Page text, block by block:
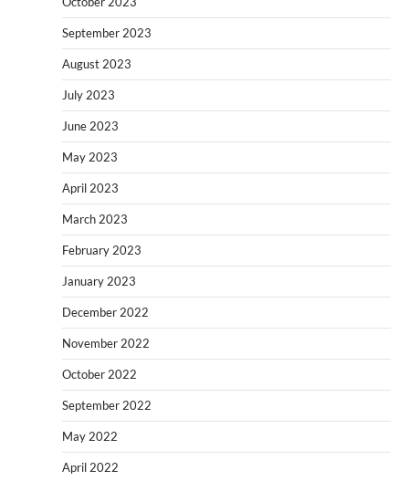
September 2023
August 2023
July 2023
June 2023
May 2023
April 2023
March 2023
February 2023
January 2023
December 2022
November 2022
October 2022
September 2022
May 2022
April 2022